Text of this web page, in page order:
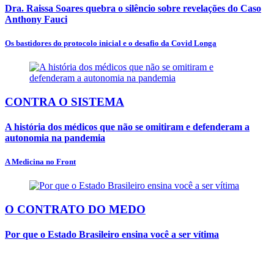
Dra. Raissa Soares quebra o silêncio sobre revelações do Caso
Anthony Fauci
Os bastidores do protocolo inicial e o desafio da Covid Longa
CONTRA O SISTEMA
A história dos médicos que não se omitiram e defenderam a
autonomia na pandemia
A Medicina no Front
O CONTRATO DO MEDO
Por que o Estado Brasileiro ensina você a ser vítima